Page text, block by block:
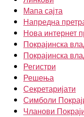
Мапа сајта
Напредна
Нова интернет
Покрајинска
Покрајинска
Регистри
Решења
Секретаријати
Симболи
Чланови